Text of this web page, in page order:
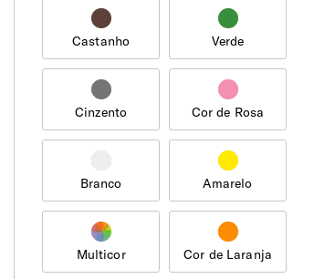
Castanho Verde
Cinzento Cor de Rosa
Branco Amarelo
Multicor Cor de Laranja